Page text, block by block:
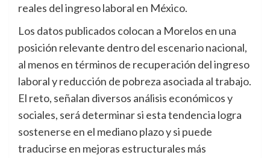
reales del ingreso laboral en México.
Los datos publicados colocan a Morelos en una
posición relevante dentro del escenario nacional,
al menos en términos de recuperación del ingreso
laboral y reducción de pobreza asociada al trabajo.
El reto, señalan diversos análisis económicos y
sociales, será determinar si esta tendencia logra
sostenerse en el mediano plazo y si puede
traducirse en mejoras estructurales más